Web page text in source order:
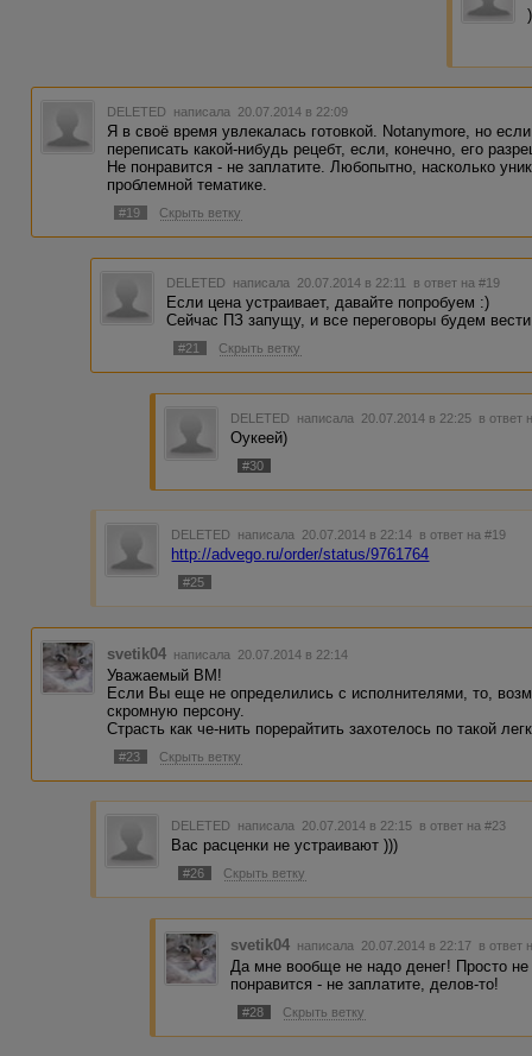
DELETED написала 20.07.2014 в 22:09
Я в своё время увлекалась готовкой. Notanymore, но
переписать какой-нибудь рецебт, если, конечно, его
Не понравится - не заплатите. Любопытно, насколько
проблемной тематике.
#19 Скрыть ветку
DELETED написала 20.07.2014 в 22:11 в ответ на #19
Если цена устраивает, давайте попробуем :)
Сейчас ПЗ запущу, и все переговоры будем
#21 Скрыть ветку
DELETED написала 20.07.2014 в 22:25 в ответ
Оукеей)
#30
DELETED написала 20.07.2014 в 22:14 в ответ на #19
http://advego.ru/order/status/9761764
#25
svetik04 написала 20.07.2014 в 22:14
Уважаемый ВМ!
Если Вы еще не определились с исполнителями, то,
скромную персону.
Страсть как че-нить порерайтить захотелось по такой
#23 Скрыть ветку
DELETED написала 20.07.2014 в 22:15 в ответ на #23
Вас расценки не устраивают )))
#26 Скрыть ветку
svetik04 написала 20.07.2014 в 22:17 в ответ
Да мне вообще не надо денег! Просто не
понравится - не заплатите, делов-то!
#28 Скрыть ветку